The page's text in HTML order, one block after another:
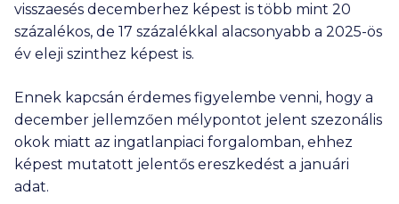
visszaesés decemberhez képest is több mint 20
százalékos, de 17 százalékkal alacsonyabb a 2025-ös
év eleji szinthez képest is.
Ennek kapcsán érdemes figyelembe venni, hogy a
december jellemzően mélypontot jelent szezonális
okok miatt az ingatlanpiaci forgalomban, ehhez
képest mutatott jelentős ereszkedést a januári
adat.